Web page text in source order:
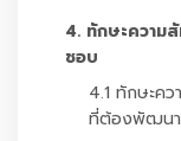
4. ทักษะความ
ชอบ
4.1 ทักษะค
ที่ต้องพัฒนา